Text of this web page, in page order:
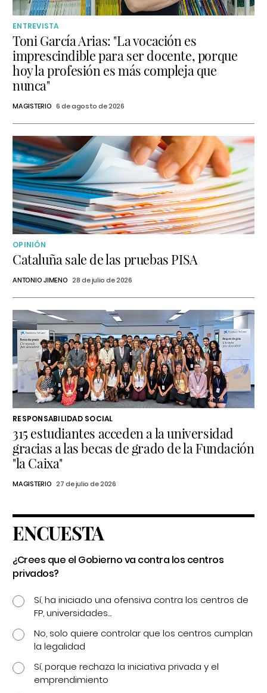
ENTREVISTA
Toni García Arias: "La vocación es
imprescindible para ser docente, porque
hoy la profesión es más compleja que
nunca"
MAGISTERIO 6 de agosto de 2026
OPINIÓN
Cataluña sale de las pruebas PISA
ANTONIO JIMENO 28 de julio de 2026
RESPONSABILIDAD SOCIAL
315 estudiantes acceden a la universidad
gracias a las becas de grado de la Fundación
"la Caixa"
MAGISTERIO 27 de julio de 2026
ENCUESTA
¿Crees que el Gobierno va contra los centros
privados?
Sí, ha iniciado una ofensiva contra los centros de
FP, universidades...
No, solo quiere controlar que los centros cumplan
la legalidad
Sí, porque rechaza la iniciativa privada y el
emprendimiento